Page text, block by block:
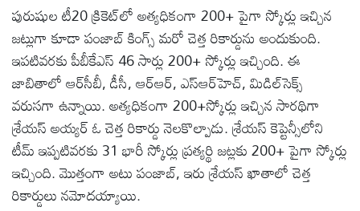
పురుషుల టీ20 క్రికెట్‌లో అత్యధికంగా 200+ పైగా స్కోర్లు ఇచ్చిన
జట్లుగా కూడా పంజాబ్ కింగ్స్ మరో చెత్త రికార్డును అందుకుంది.
ఇపటివరకు పీబీకేఎస్ 46 సార్లు 200+ స్కోర్లు ఇచ్చింది. ఈ
జాబితాలో ఆర్‌సీబీ, డీసీ, ఆర్‌ఆర్, ఎస్‌ఆర్‌హెచ్, మిడిల్‌సెక్స్
వరుసగా ఉన్నాయి. అత్యధికంగా 200+స్కోర్లు ఇచ్చిన సారథిగా
శ్రేయస్ అయ్యర్ ఓ చెత్త రికార్డు నెలకొల్పాడు. శ్రేయస్ కెప్టెన్సీలోని
టీమ్ ఇప్పటివరకు 31 భారీ స్కోర్లు ప్రత్యర్థి జట్లకు 200+ పైగా స్కోర్లు
ఇచ్చింది. మొత్తంగా అటు పంజాబ్, ఇరు శ్రేయస్ ఖాతాలో చెత్త
రికార్డులు నమోదయ్యాయి.